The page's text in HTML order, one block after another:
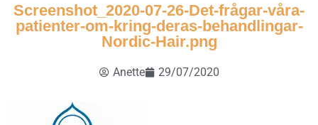
Screenshot_2020-07-26-Det-frågar-våra-
patienter-om-kring-deras-behandlingar-
Nordic-Hair.png
Anette 29/07/2020